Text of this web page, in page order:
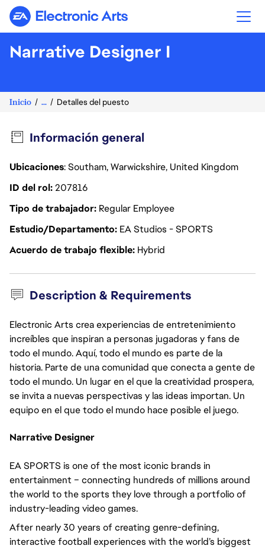
Electronic Arts
Narrative Designer I
Inicio ... Detalles del puesto
Información general
Ubicaciones: Southam, Warwickshire, United Kingdom
ID del rol207816
Tipo de trabajador Regular Employee
Estudio/Departamento EA Studios - SPORTS
Acuerdo de trabajo flexible Hybrid
Description & Requirements
Electronic Arts crea experiencias de entretenimiento
increíbles que inspiran a personas jugadoras y fans de
todo el mundo. Aquí, todo el mundo es parte de la
historia. Parte de una comunidad que conecta a gente de
todo el mundo. Un lugar en el que la creatividad prospera,
se invita a nuevas perspectivas y las ideas importan. Un
equipo en el que todo el mundo hace posible el juego.
Narrative Designer
EA SPORTS is one of the most iconic brands in
entertainment – connecting hundreds of millions around
the world to the sports they love through a portfolio of
industry-leading video games.
After nearly 30 years of creating genre-defining,
interactive football experiences with the world’s biggest